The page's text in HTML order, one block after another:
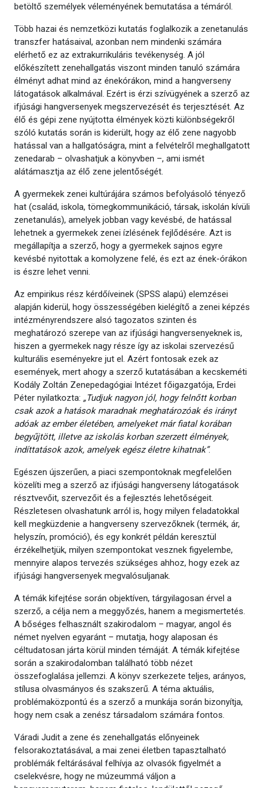
betöltő személyek véleményének bemutatása a témáról.
Több hazai és nemzetközi kutatás foglalkozik a zenetanulás
transzfer hatásaival, azonban nem mindenki számára
elérhető ez az extrakurrikuláris tevékenység. A jól
előkészített zenehallgatás viszont minden tanuló számára
élményt adhat mind az énekórákon, mind a hangverseny
látogatások alkalmával. Ezért is érzi szívügyének a szerző az
ifjúsági hangversenyek megszervezését és terjesztését. Az
élő és gépi zene nyújtotta élmények közti különbségekről
szóló kutatás során is kiderült, hogy az élő zene nagyobb
hatással van a hallgatóságra, mint a felvételről meghallgatott
zenedarab – olvashatjuk a könyvben –, ami ismét
alátámasztja az élő zene jelentőségét.
A gyermekek zenei kultúrájára számos befolyásoló tényező
hat (család, iskola, tömegkommunikáció, társak, iskolán kívüli
zenetanulás), amelyek jobban vagy kevésbé, de hatással
lehetnek a gyermekek zenei ízlésének fejlődésére. Azt is
megállapítja a szerző, hogy a gyermekek sajnos egyre
kevésbé nyitottak a komolyzene felé, és ezt az ének-órákon
is észre lehet venni.
Az empirikus rész kérdőíveinek (SPSS alapú) elemzései
alapján kiderül, hogy összességében kielégítő a zenei képzés
intézményrendszere alsó tagozatos szinten és
meghatározó szerepe van az ifjúsági hangversenyeknek is,
hiszen a gyermekek nagy része így az iskolai szervezésű
kulturális eseményekre jut el. Azért fontosak ezek az
események, mert ahogy a szerző kutatásában a kecskeméti
Kodály Zoltán Zenepedagógiai Intézet főigazgatója, Erdei
Péter nyilatkozta: „Tudjuk nagyon jól, hogy felnőtt korban
csak azok a hatások maradnak meghatározóak és irányt
adóak az ember életében, amelyeket már fiatal korában
begyűjtött, illetve az iskolás korban szerzett élmények,
indíttatások azok, amelyek egész életre kihatnak”.
Egészen újszerűen, a piaci szempontoknak megfelelően
közelíti meg a szerző az ifjúsági hangverseny látogatások
résztvevőit, szervezőit és a fejlesztés lehetőségeit.
Részletesen olvashatunk arról is, hogy milyen feladatokkal
kell megküzdenie a hangverseny szervezőknek (termék, ár,
helyszín, promóció), és egy konkrét példán keresztül
érzékelhetjük, milyen szempontokat vesznek figyelembe,
mennyire alapos tervezés szükséges ahhoz, hogy ezek az
ifjúsági hangversenyek megvalósuljanak.
A témák kifejtése során objektíven, tárgyilagosan érvel a
szerző, a célja nem a meggyőzés, hanem a megismertetés.
A bőséges felhasznált szakirodalom – magyar, angol és
német nyelven egyaránt – mutatja, hogy alaposan és
céltudatosan járta körül minden témáját. A témák kifejtése
során a szakirodalomban található több nézet
összefoglalása jellemzi. A könyv szerkezete teljes, arányos,
stílusa olvasmányos és szakszerű. A téma aktuális,
problémaközpontú és a szerző a munkája során bizonyítja,
hogy nem csak a zenész társadalom számára fontos.
Váradi Judit a zene és zenehallgatás előnyeinek
felsorakoztatásával, a mai zenei életben tapasztalható
problémák feltárásával felhívja az olvasók figyelmét a
cselekvésre, hogy ne múzeummá váljon a